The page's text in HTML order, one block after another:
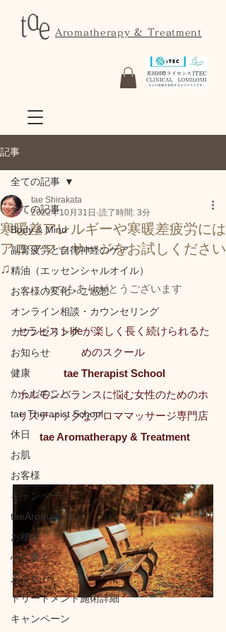
Aromatherapy & Treatment
記事
全ての記事
Body & Mind
副腎疲労と自律神経のケア
精油（エッセンシャルオイル）
お客様の変化・ご感想
オンライン相談・カウンセリング
カウンセリング
お知らせ
健康
からだのこと
tae Therapist School
休日
お肌
お客様
キャンペーン
taeAromaサロン
お稽古
心に響く
人（ヒト）
トリートメント施術詳細
キャンペーン
全ての記事
寒暖差アレルギーや寒暖差疲労には
アロママッサージをお試しください
♫
tae Shirakata
2022年10月31日 読了時間: 3分
いつもありがとうございます
セラピストlifeが楽しく長く続けられるた
めのスクール
tae Therapist School
ホルモンバランスに悩む女性のためのホ
リスティックなアロママッサージ専門店
tae Aromatherapy & Treatment